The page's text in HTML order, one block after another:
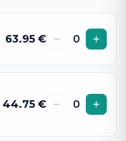
63.95 € 0
44.75 € 0